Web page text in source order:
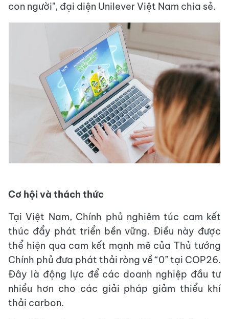
con người", đại diện Unilever Việt Nam chia sẻ.
Cơ hội và thách thức
Tại Việt Nam, Chính phủ nghiêm túc cam kết
thúc đẩy phát triển bền vững. Điều này được
thể hiện qua cam kết mạnh mẽ của Thủ tướng
Chính phủ đưa phát thải ròng về “0” tại COP26.
Đây là động lực để các doanh nghiệp đầu tư
nhiều hơn cho các giải pháp giảm thiểu khí
thải carbon.